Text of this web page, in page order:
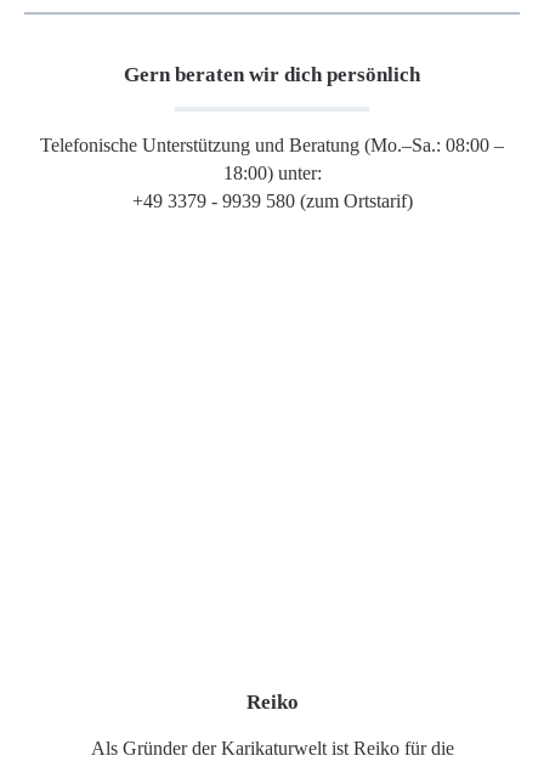
Gern beraten wir dich persönlich
Telefonische Unterstützung und Beratung (Mo.–Sa.: 08:00 –
18:00) unter:
+49 3379 - 9939 580 (zum Ortstarif)
Reiko
Als Gründer der Karikaturwelt ist Reiko für die